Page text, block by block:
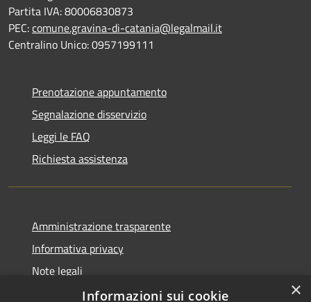
Partita IVA: 80006830873
PEC:comune.gravina-di-catania@legalmail.it
Centralino Unico: 0957199111
Prenotazione appuntamento
Segnalazione disservizio
Leggi le FAQ
Richiesta assistenza
Amministrazione trasparente
Informativa privacy
Note legali
Dichiarazione di accessibilità
×
Informazioni sui cookie